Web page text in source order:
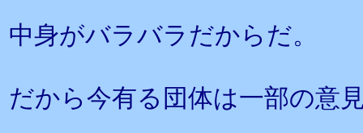
中身がバラバラだからだ。
だから今有る団体は一部の意